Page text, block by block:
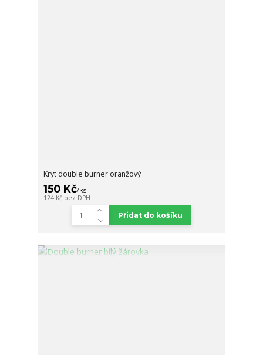
Kryt double burner oranžový
150 Kč/ks
124 Kč bez DPH
Přidat do košíku